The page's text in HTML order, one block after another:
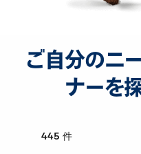
ご自分のニ
ナーを
445 件